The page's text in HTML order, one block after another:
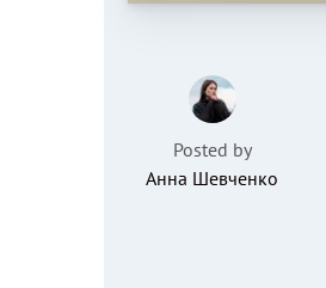
Posted by
Анна Шевченко